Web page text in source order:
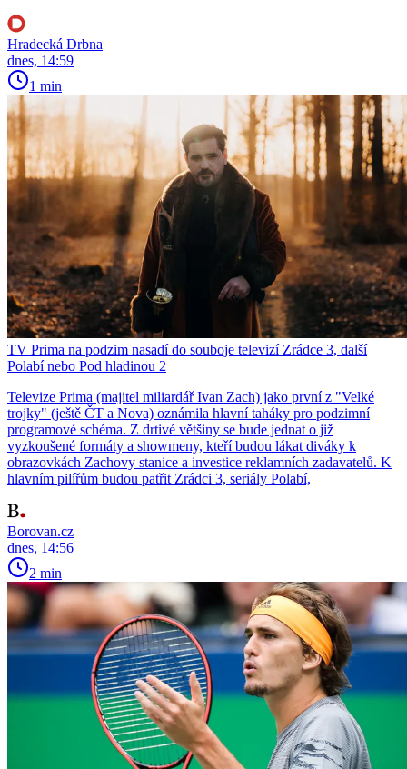
Hradecká Drbna
dnes, 14:59
1 min
TV Prima na podzim nasadí do souboje televizí Zrádce 3, další
Polabí nebo Pod hladinou 2
Televize Prima (majitel miliardář Ivan Zach) jako první z "Velké
trojky" (ještě ČT a Nova) oznámila hlavní taháky pro podzimní
programové schéma. Z drtivé většiny se bude jednat o již
vyzkoušené formáty a showmeny, kteří budou lákat diváky k
obrazovkách Zachovy stanice a investice reklamních zadavatelů. K
hlavním pilířům budou patřit Zrádci 3, seriály Polabí,
Borovan.cz
dnes, 14:56
2 min